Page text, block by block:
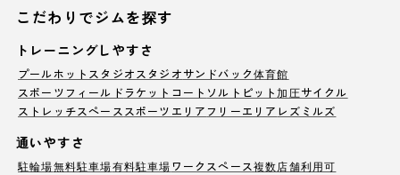
こだわりでジムを探す
トレーニングしやすさ
プールホットスタジオ スタジオサンドバック体育館
スポーツフィールド ラケットコート ソルトピット加圧サイクル
ストレッチスペース スポーツエリア フリーエリア レズミルズ
通いやすさ
駐輪場無料駐車場有料駐車場ワークスペース複数店舗利用可